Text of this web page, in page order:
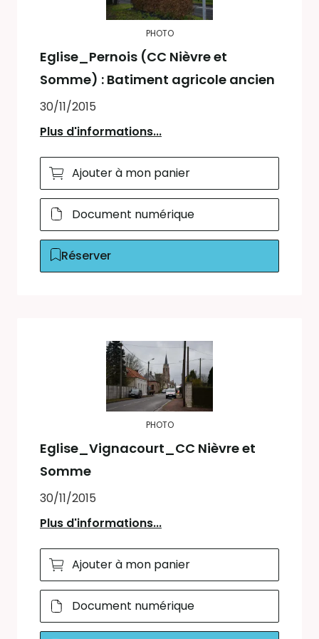
PHOTO
Eglise_Pernois (CC Nièvre et
Somme) : Batiment agricole ancien
30/11/2015
Plus d'informations...
Ajouter à mon panier
Document numérique
Réserver
PHOTO
Eglise_Vignacourt_CC Nièvre et
Somme
30/11/2015
Plus d'informations...
Ajouter à mon panier
Document numérique